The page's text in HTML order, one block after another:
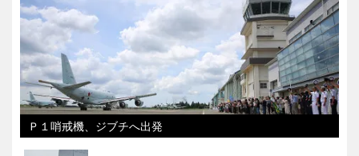
Ｐ１哨戒機、ジブチへ出発